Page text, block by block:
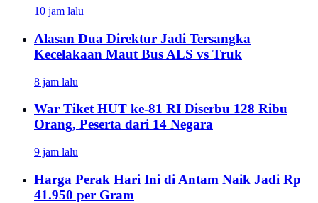
10 jam lalu
Alasan Dua Direktur Jadi Tersangka
Kecelakaan Maut Bus ALS vs Truk
8 jam lalu
War Tiket HUT ke-81 RI Diserbu 128 Ribu
Orang, Peserta dari 14 Negara
9 jam lalu
Harga Perak Hari Ini di Antam Naik Jadi Rp
41.950 per Gram